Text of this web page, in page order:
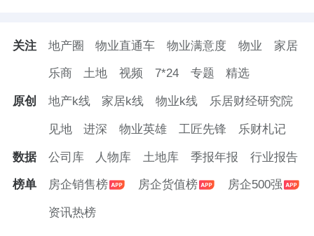
关注 地产圈 物业直通车 物业满意度 物业 家居
乐商 土地 视频 7*24 专题 精选
原创 地产k线 家居k线 物业k线 乐居财经研究院
见地 进深 物业英雄 工匠先锋 乐财札记
数据 公司库 人物库 土地库 季报年报 行业报告
榜单 房企销售榜 房企货值榜 房企500强
资讯热榜